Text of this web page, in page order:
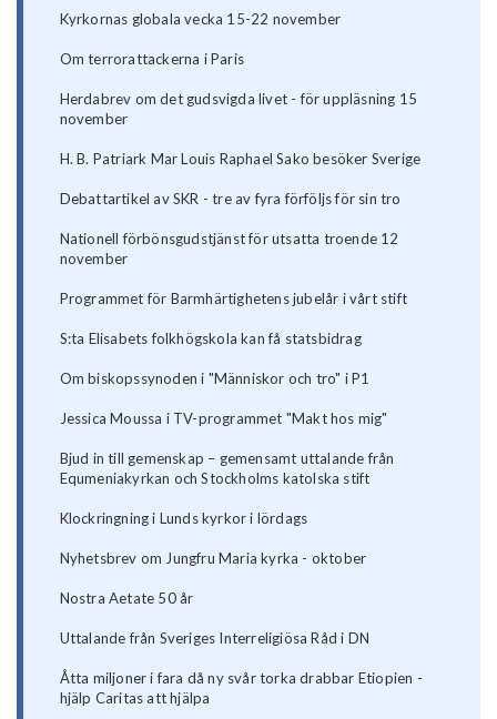
Kyrkornas globala vecka 15-22 november
Om terrorattackerna i Paris
Herdabrev om det gudsvigda livet - för uppläsning 15
november
H. B. Patriark Mar Louis Raphael Sako besöker Sverige
Debattartikel av SKR - tre av fyra förföljs för sin tro
Nationell förbönsgudstjänst för utsatta troende 12
november
Programmet för Barmhärtighetens jubelår i vårt stift
S:ta Elisabets folkhögskola kan få statsbidrag
Om biskopssynoden i "Människor och tro" i P1
Jessica Moussa i TV-programmet "Makt hos mig"
Bjud in till gemenskap – gemensamt uttalande från
Equmeniakyrkan och Stockholms katolska stift
Klockringning i Lunds kyrkor i lördags
Nyhetsbrev om Jungfru Maria kyrka - oktober
Nostra Aetate 50 år
Uttalande från Sveriges Interreligiösa Råd i DN
Åtta miljoner i fara då ny svår torka drabbar Etiopien -
hjälp Caritas att hjälpa